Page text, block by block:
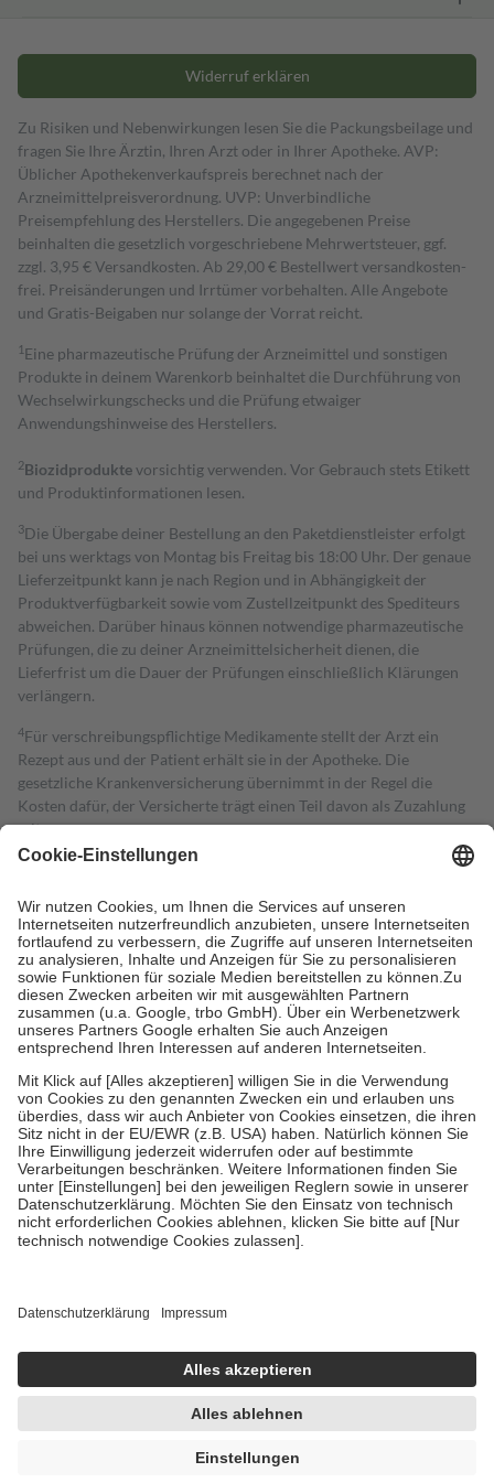
Widerruf erklären
Zu Risiken und Nebenwirkungen lesen Sie die Packungsbeilage und
fragen Sie Ihre Ärztin, Ihren Arzt oder in Ihrer Apotheke. AVP:
Üblicher Apothekenverkaufspreis berechnet nach der
Arzneimittelpreisverordnung. UVP: Unverbindliche
Preisempfehlung des Herstellers. Die angegebenen Preise
beinhalten die gesetzlich vorgeschriebene Mehrwertsteuer, ggf.
zzgl. 3,95 € Versandkosten. Ab 29,00 € Bestell­wert versand­kosten­
frei. Preisänderungen und Irrtümer vorbehalten. Alle Angebote
und Gratis-Beigaben nur solange der Vorrat reicht.
1 Eine pharmazeutische Prüfung der Arzneimittel und sonstigen
Produkte in deinem Warenkorb beinhaltet die Durchführung von
Wechselwirkungschecks und die Prüfung etwaiger
Anwendungshinweise des Herstellers.
2Biozidproduktevorsichtig verwenden. Vor Gebrauch stets Etikett
und Produktinformationen lesen.
3Die Übergabe deiner Bestellung an den Paketdienstleister erfolgt
bei uns werktags von Montag bis Freitag bis 18:00 Uhr. Der genaue
Lieferzeitpunkt kann je nach Region und in Abhängigkeit der
Produktverfügbarkeit sowie vom Zustellzeitpunkt des Spediteurs
abweichen. Darüber hinaus können notwendige pharmazeutische
Prüfungen, die zu deiner Arzneimittelsicherheit dienen, die
Lieferfrist um die Dauer der Prüfungen einschließlich Klärungen
verlängern.
4Für verschreibungspflichtige Medikamente stellt der Arzt ein
Rezept aus und der Patient erhält sie in der Apotheke. Die
gesetzliche Krankenversicherung übernimmt in der Regel die
Kosten dafür, der Versicherte trägt einen Teil davon als Zuzahlung
mit.
Grundsätzlich leisten Mitglieder Zuzahlungen in Höhe von zehn
höchstens zehn Euro.
Es sind jedoch nie mehr als die tatsächlichen
Kosten der Leistung zu entrichten.
Diese Regeln gelten grundsätzlich auch für Online-Apotheken.
Bei Heilmitteln und häuslicher Krankenpflege beträgt die
Zuzahlung zehn Prozent der Kosten sowie zehn Euro je
Verordnung.
Um das Engagement der Versicherten für ihre eigene Gesundheit zu
stärken und die besondere Stellung der Familie zu unterstützen,
fallenkeine Zuzahlungenan bei:
• Kindern und Jugendlichen bis zum vollendeten 18. Lebensjahr
mit Ausnahme der Fahrkosten
• Untersuchungen zur Vorsorge und Früherkennung, die von der
GKV getragen werden
• empfohlenen Schutzimpfungen
• Harn- und Blutteststreifen
getroffen, um sicherzustellen, dass es sich um echte Bewertungen
https://help.etrusted.com/hc/de/articles/4419944605341
Einige Bilder und Inhalte wurden unter Zuhilfenahme künstlicher